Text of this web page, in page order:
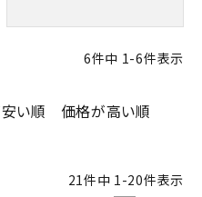
6件中 1-6件表示
い順
価格が高い順
21件中 1 -20件表示